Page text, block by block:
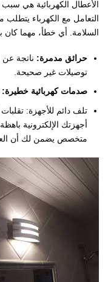
الأعطال الكهربائية هي
التعامل مع الكهرباء يتطلب
السلامة. أي خطأ، مهما
حرائق مدمرة: ناتجة عن
توصيلات غير صحيحة.
صدمات كهربائية خطيرة:
تلف دائم للأجهزة:
أجهزتك الإلكترونية
متخصص يضمن لك أن